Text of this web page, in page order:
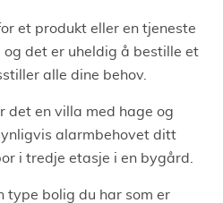
et produkt eller en tjeneste
det er uheldig å bestille et
alle dine behov.
det en villa med hage og
alarmbehovet ditt
i tredje etasje i en bygård.
type bolig du har som er